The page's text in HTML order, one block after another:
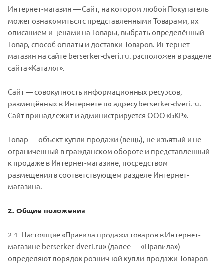
Интернет-магазин — Сайт, на котором любой Покупатель
может ознакомиться с представленными Товарами, их
описанием и ценами на Товары, выбрать определённый
Товар, способ оплаты и доставки Товаров. Интернет-
магазин на сайте berserker-dveri.ru. расположен в разделе
сайта «Каталог».
Сайт — совокупность информационных ресурсов,
размещённых в Интернете по адресу berserker-dveri.ru.
Сайт принадлежит и администрируется ООО «БКР».
Товар — объект купли-продажи (вещь), не изъятый и не
ограниченный в гражданском обороте и представленный
к продаже в Интернет-магазине, посредством
размещения в соответствующем разделе Интернет-
магазина.
2. Общие положения
2.1. Настоящие «Правила продажи товаров в Интернет-
магазине berserker-dveri.ru» (далее — «Правила»)
определяют порядок розничной купли-продажи Товаров